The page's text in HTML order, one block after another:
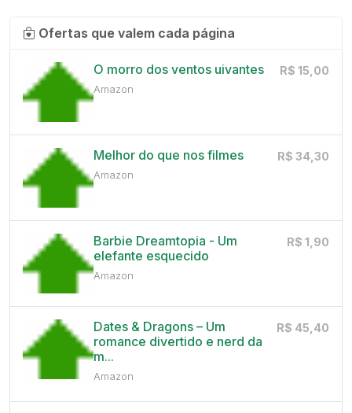
Ofertas que valem cada página
O morro dos ventos uivantes
Amazon
R$ 15,00
Melhor do que nos filmes
Amazon
R$ 34,30
Barbie Dreamtopia - Um
elefante esquecido
Amazon
R$ 1,90
Dates & Dragons – Um
romance divertido e nerd da
m...
Amazon
R$ 45,40